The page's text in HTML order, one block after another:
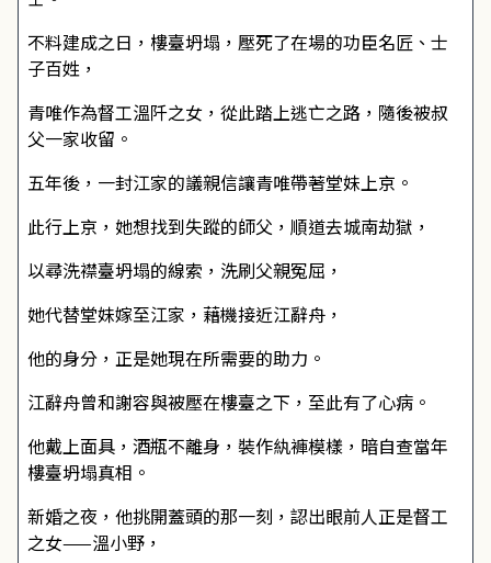
不料建成之日，樓臺坍塌，壓死了在場的功臣名匠、士
子百姓，
青唯作為督工溫阡之女，從此踏上逃亡之路，隨後被叔
父一家收留。
五年後，一封江家的議親信讓青唯帶著堂妹上京。
此行上京，她想找到失蹤的師父，順道去城南劫獄，
以尋洗襟臺坍塌的線索，洗刷父親冤屈，
她代替堂妹嫁至江家，藉機接近江辭舟，
他的身分，正是她現在所需要的助力。
江辭舟曾和謝容與被壓在樓臺之下，至此有了心病。
他戴上面具，酒瓶不離身，裝作紈褲模樣，暗自查當年
樓臺坍塌真相。
新婚之夜，他挑開蓋頭的那一刻，認出眼前人正是督工
之女——溫小野，